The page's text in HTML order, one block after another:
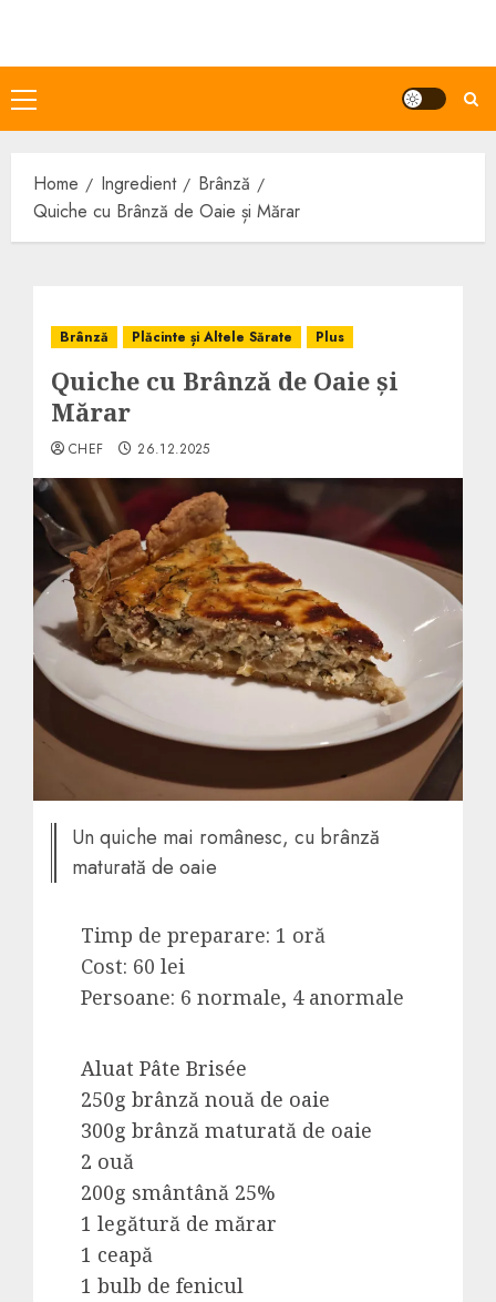
content
Primary
Menu
Home Ingredient
Brânză
Quiche cu Brânză de Oaie și Mărar
Brânză Plăcinte și Altele Sărate Plus
Quiche cu Brânză de Oaie și
Mărar
CHEF 26.12.2025
Un quiche mai românesc, cu brânză
maturată de oaie
Timp de preparare: 1 oră
Cost: 60 lei
Persoane: 6 normale, 4 anormale
Aluat Pâte Brisée
250g brânză nouă de oaie
300g brânză maturată de oaie
2 ouă
200g smântână 25%
1 legătură de mărar
1 ceapă
1 bulb de fenicul